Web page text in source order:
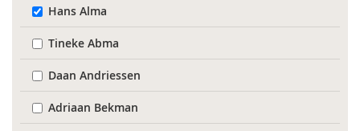
Hans Alma
Tineke Abma
Daan Andriessen
Adriaan Bekman